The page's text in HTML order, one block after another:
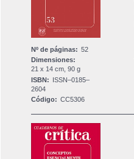
Nº de páginas: 52
Dimensiones:
21 x 14 cm, 90 g
ISBN: ISSN–0185–
2604
Código: CC5306